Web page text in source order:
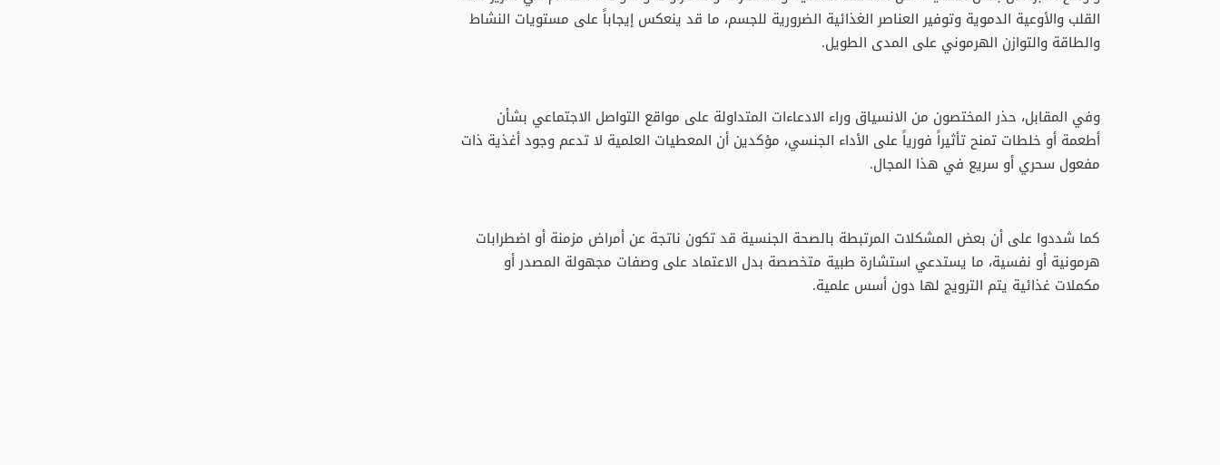
القلب والأوعية الدموية وتوفير العناصر الغذائية الضرورية للجسم، ما قد ينعكس إيجاباً على مستويات النشاط
والطاقة والتوازن الهرموني على المدى الطويل.
وفي المقابل، حذر المختصون من الانسياق وراء الادعاءات المتداولة على مواقع التواصل الاجتماعي بشأن
أطعمة أو خلطات تمنح تأثيراً فورياً على الأداء الجنسي، مؤكدين أن المعطيات العلمية لا تدعم وجود أغذية ذات
مفعول سحري أو سريع في هذا المجال.
كما شددوا على أن بعض المشكلات المرتبطة بالصحة الجنسية قد تكون ناتجة عن أمراض مزمنة أو اضطرابات
هرمونية أو نفسية، ما يستدعي استشارة طبية متخصصة بدل الاعتماد على وصفات مجهولة المصدر أو
مكملات غذائية يتم الترويج لها دون أسس علمية.